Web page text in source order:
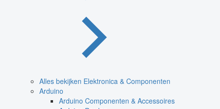
Alles bekijken Elektronica & Componenten
Arduino
Arduino Componenten & Accessoires